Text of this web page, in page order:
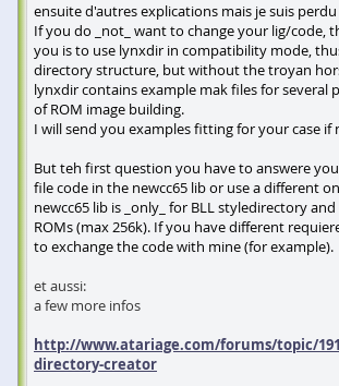
ensuite d'autres explications mais je suis perdu
If you do _not_ want to change your lig/code,
you is to use lynxdir in compatibility mode,
directory structure, but without the troyan
lynxdir contains example mak files for several
of ROM image building.
I will send you examples fitting for your case if
But teh first question you have to answere
file code in the newcc65 lib or use a different
newcc65 lib is _only_ for BLL styledirectory
ROMs (max 256k). If you have different
to exchange the code with mine (for example).
et aussi:
a few more infos
http://www.atariage.com/forums/topic/
directory-creator